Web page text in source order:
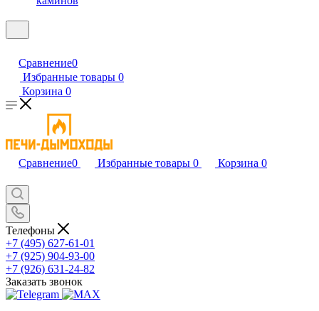
Сравнение0
Избранные товары 0
Корзина 0
Сравнение0 Избранные товары 0 Корзина 0
Телефоны
+7 (495) 627-61-01
+7 (925) 904-93-00
+7 (926) 631-24-82
Заказать звонок